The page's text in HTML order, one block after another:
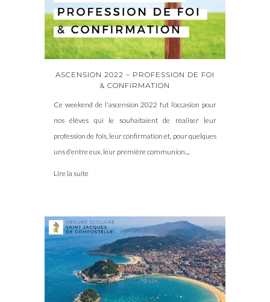
ASCENSION 2022 – PROFESSION DE FOI
& CONFIRMATION
Ce weekend de l'ascension 2022 fut l’occasion pour
nos élèves qui le souhaitaient de réaliser leur
profession de fois, leur confirmation et, pour quelques
uns d'entre eux, leur première communion....
Lire la suite